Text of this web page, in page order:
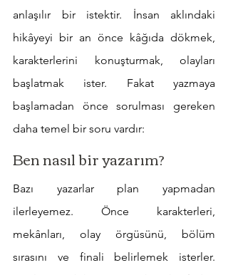
anlaşılır bir istektir. İnsan aklındaki
hikâyeyi bir an önce kâğıda dökmek,
karakterlerini konuşturmak, olayları
başlatmak ister. Fakat yazmaya
başlamadan önce sorulması gereken
daha temel bir soru vardır:
Ben nasıl bir yazarım?
Bazı yazarlar plan yapmadan
ilerleyemez. Önce karakterleri,
mekânları, olay örgüsünü, bölüm
sırasını ve finali belirlemek isterler.